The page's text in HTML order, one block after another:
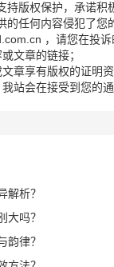
持版权保护，承诺积
的任何内容侵犯了您
，请您在投诉
文章的链接；
章享有版权的证明资
我站会在接受到您的
解析？
大吗？
韵律？